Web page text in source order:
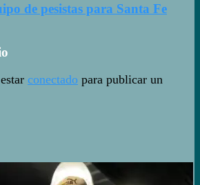
de pesistas para Santa Fe
conectado para publicar un